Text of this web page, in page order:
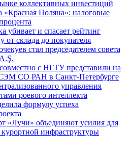
коллективных инвестиций
«Красная Поляна»: налоговые
убивает и спасает рейтинг
от склада до покупателя
стал председателем совета
с НГТУ представили на
СО РАН в Санкт-Петербурге
управления
роевого интеллекта
формулу успеха
«Лучи» объединяют усилия для
инфраструктуры